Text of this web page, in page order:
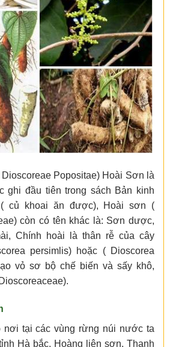
Dioscoreae Popositae) Hoài Sơn là
ghi đầu tiên trong sách Bản kinh
củ khoai ăn được), Hoài sơn (
còn có tên khác là: Sơn dược,
Chính hoài là thân rễ của cây
persimlis) hoặc ( Dioscorea
vỏ sơ bộ chế biến và sấy khô,
nơi tại các vùng rừng núi nước ta
Hà bắc, Hoàng liên sơn, Thanh